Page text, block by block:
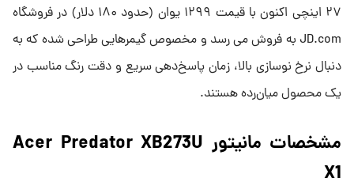
۲۷ اینچی اکنون با قیمت ۱۲۹۹ یوان (حدود ۱۸۰ دلار) در فروشگاه
JD.com به فروش می رسد و مخصوص گیمرهایی طراحی شده که به
دنبال نرخ نوسازی بالا، زمان پاسخ‌دهی سریع و دقت رنگ مناسب در
یک محصول میان‌رده هستند.
مشخصات مانیتور Acer Predator XB273U
X1